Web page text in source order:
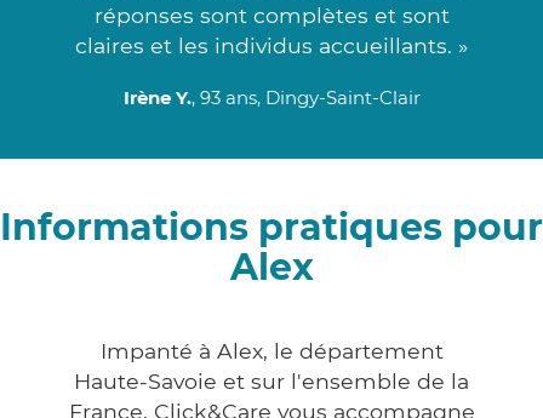
réponses sont complètes et sont
claires et les individus accueillants. »
Irène Y., 93 ans, Dingy-Saint-Clair
Informations pratiques pour
Alex
Impanté à Alex, le département
Haute-Savoie et sur l'ensemble de la
France, Click&Care vous accompagne